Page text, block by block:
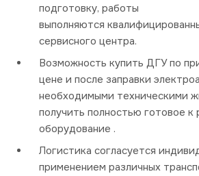
подготовку, работы
выполняются
сервисного центра.
Возможность купить ДГУ по
цене и после заправки
необходимыми техническими
получить полностью готовое к
оборудование .
Логистика согласуется
применением различных